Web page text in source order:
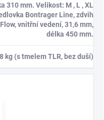
310 mm. Velikost: M , L , XL
Bontrager Line, zdvih
vnitřní vedení, 31,6 mm,
délka 450 mm.
kg (s tmelem TLR, bez duší)